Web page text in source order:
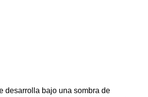
desarrolla bajo una sombra de